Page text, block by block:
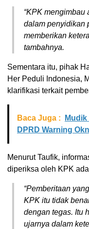
“KPK
dalam penyidikan
memberikan
tambahnya.
Sementara itu, pihak
Her Peduli Indonesia,
klarifikasi terkait
Baca Juga :
Mudik
DPRD Warning
Menurut Taufik,
diperiksa oleh KPK
“Pemberitaan
KPK itu tidak
dengan tegas. Itu
ujarnya dalam